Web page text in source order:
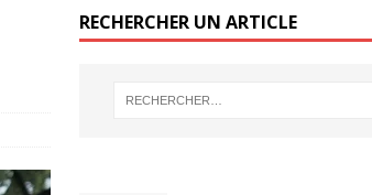
RECHERCHER UN ARTICLE